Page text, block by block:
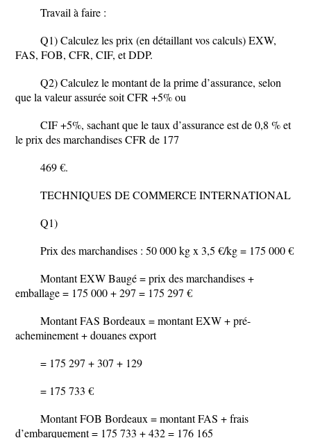
Travail à faire :
Q1) Calculez les prix (en détaillant vos calculs) EXW,
FAS, FOB, CFR, CIF, et DDP.
Q2) Calculez le montant de la prime d’assurance, selon
que la valeur assurée soit CFR +5% ou
CIF +5%, sachant que le taux d’assurance est de 0,8 % et
le prix des marchandises CFR de 177
469 €.
TECHNIQUES DE COMMERCE INTERNATIONAL
Q1)
Prix des marchandises : 50 000 kg x 3,5 €/kg = 175 000 €
Montant EXW Baugé = prix des marchandises +
emballage = 175 000 + 297 = 175 297 €
Montant FAS Bordeaux = montant EXW + pré-
acheminement + douanes export
= 175 297 + 307 + 129
= 175 733 €
Montant FOB Bordeaux = montant FAS + frais
d’embarquement = 175 733 + 432 = 176 165